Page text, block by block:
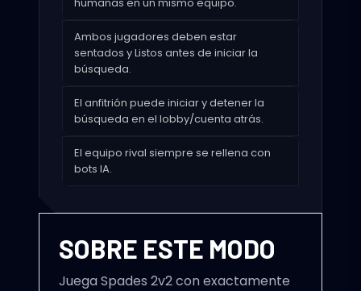
Ambos jugadores deben estar
sentados y Listos antes de iniciar la
búsqueda.
El anfitrión puede iniciar y detener la
búsqueda en el lobby/cuenta atrás.
El equipo rival siempre se rellena con
bots IA.
SOBRE ESTE MODO
Juega Spades 2v2 con exactamente